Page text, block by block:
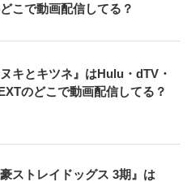
こで動画配信してる？
ヌキとキツネ』はHulu・dTV・
のどこで動画配信してる？
豪ストレイドッグス 3期』は